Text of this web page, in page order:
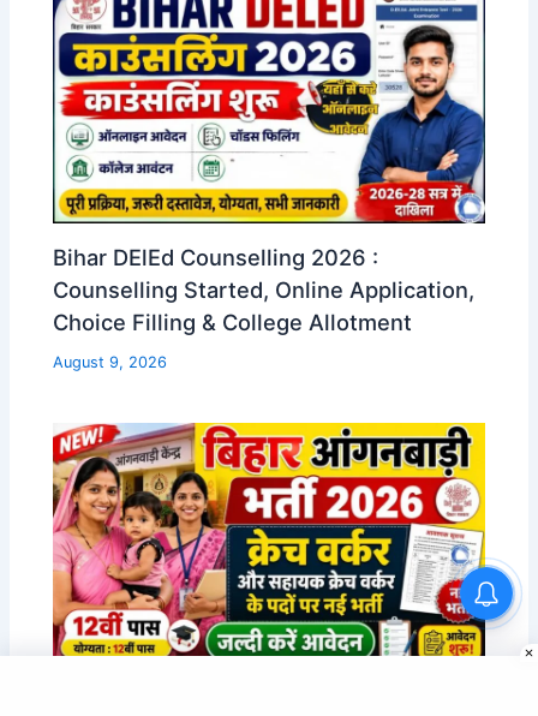
Bihar DElEd Counselling 2026 :
Counselling Started, Online Application,
Choice Filling & College Allotment
August 9, 2026